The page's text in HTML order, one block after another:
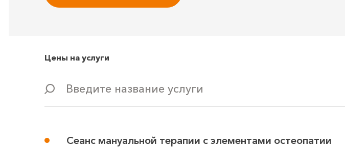
Цены на услуги
Введите название услуги
Сеанс мануальной терапии с элементами остеопатии